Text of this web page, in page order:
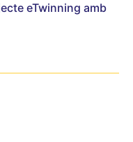
eTwinning amb